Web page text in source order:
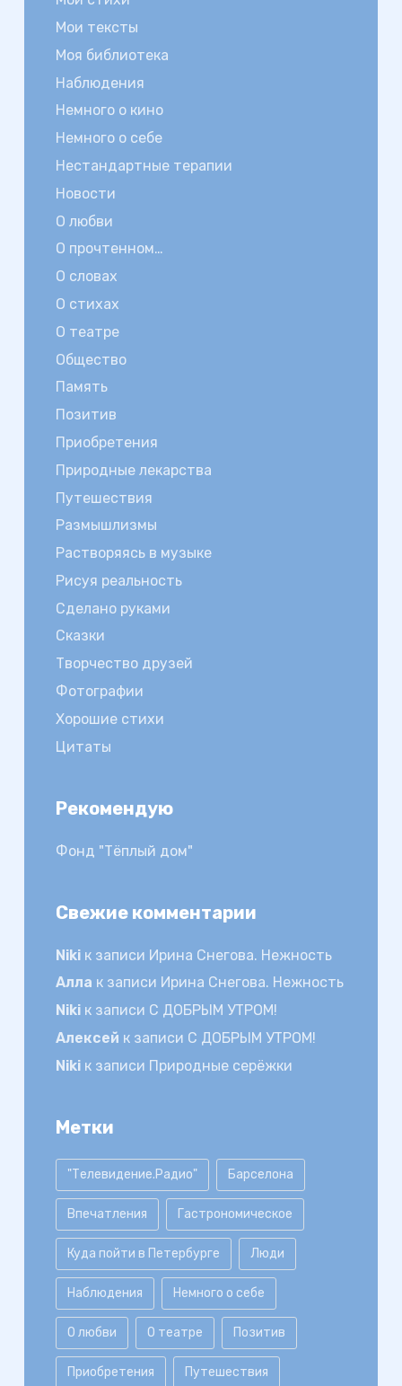
Мои тексты
Моя библиотека
Наблюдения
Немного о кино
Немного о себе
Нестандартные терапии
Новости
О любви
О прочтенном…
О словах
О стихах
О театре
Общество
Память
Позитив
Приобретения
Природные лекарства
Путешествия
Размышлизмы
Растворяясь в музыке
Рисуя реальность
Сделано руками
Сказки
Творчество друзей
Фотографии
Хорошие стихи
Цитаты
Рекомендую
Фонд "Тёплый дом"
Свежие комментарии
Nikiк записи Ирина Снегова. Нежность
Алла к записи Ирина Снегова. Нежность
Nikiк записи С ДОБРЫМ УТРОМ!
Алексей к записи С ДОБРЫМ УТРОМ!
Nikiк записи Природные серёжки
Метки
"Телевидение.Радио" Барселона
Впечатления Гастрономическое
Куда пойти в Петербурге Люди
Наблюдения Немного о себе
О любви О театре Позитив
Приобретения Путешествия